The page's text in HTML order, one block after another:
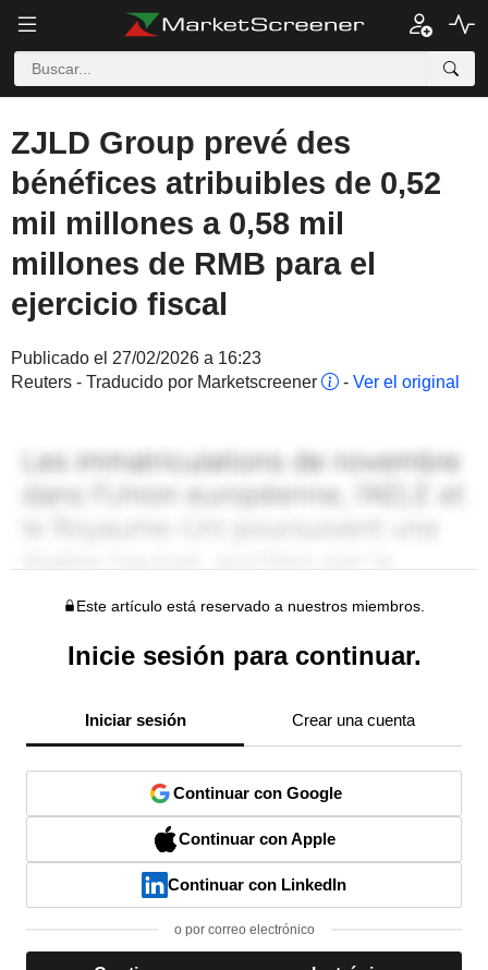
ZJLD Group prevé des
bénéfices atribuibles de 0,52
mil millones a 0,58 mil
millones de RMB para el
ejercicio fiscal
Publicado el 27/02/2026 a 16:23
Reuters - Traducido por Marketscreener
- Ver el original
Este artículo está reservado a nuestros miembros.
Inicie sesión para continuar.
Iniciar sesión Crear una cuenta
Continuar con Google
Continuar con Apple
Continuar con LinkedIn
o por correo electrónico